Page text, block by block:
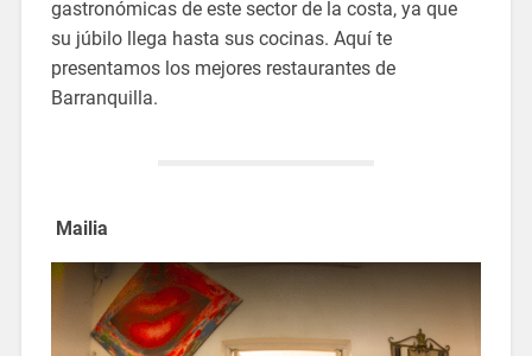
gastronómicas de este sector de la costa, ya que
su júbilo llega hasta sus cocinas. Aquí te
presentamos los mejores restaurantes de
Barranquilla.
Mailia